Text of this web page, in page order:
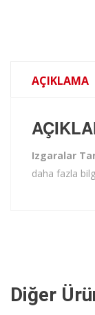
AÇIKLAMA
Izgaralar
daha fazla
Diğer